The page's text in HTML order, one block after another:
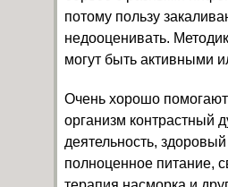
потому пользу
недооценивать.
могут быть активными
Очень хорошо помогают
организм контрастный
деятельность,
полноценное питание,